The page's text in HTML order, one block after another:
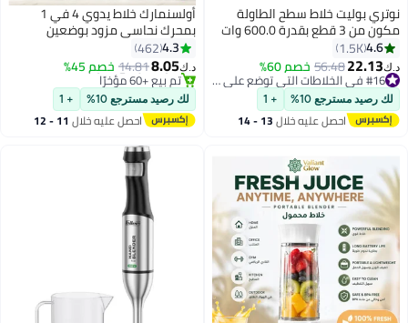
نوتري بوليت خلاط سطح الطاولة
مكون من 3 قطع بقدرة 600.0 وات
NBR-0612 رمادي 700 ml 600 W
NBR-0612 رمادي
4.6
1.5K
د.ك‏22.13
56.48خصم 60%
تم بيع +50 مؤخرًا
#16 في الخلاطات التي توضع على الموائد لك رصيد مسترجع 10% + 1
احصل عليه خلال 13 - 14
أولسنمارك خلاط يدوي 4 في 1
بمحرك نحاسي مزود بوضعين
للسرعة OMHB2462 أسود/ فضي/
شفاف
4.3
462
د.ك‏8.05
14.81خصم 45%
#8 في الخلاطات اليدوية
أقل سعر في 7 يوم
تم بيع +60 مؤخرًا
#8 في الخلاطات اليدوية
لك رصيد مسترجع 10% + 1
احصل عليه خلال 11 - 12